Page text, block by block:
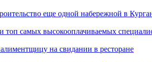
еще одной набережной в
топ самых высокооплачиваемых
на свидании в ресторане